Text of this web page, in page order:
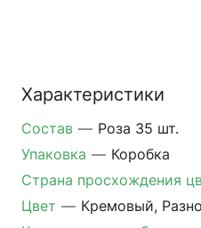
Характеристики
Состав — Роза 35 шт.
Упаковка — Коробка
Страна просхождения
Цвет — Кремовый,